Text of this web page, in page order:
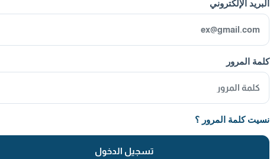
البريد الإلكتروني
كلمة المرور
نسيت كلمة المرور ؟
تسجيل الدخول